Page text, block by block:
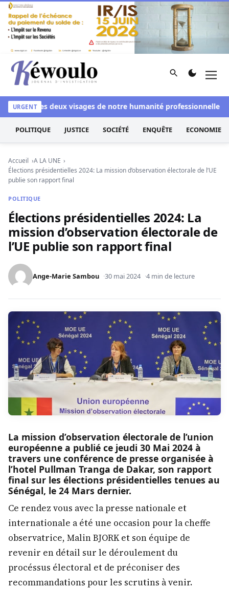
Aller au contenu
Kéwoulo, le premier site d'information et d'investigation
Rechercher
URGENT
Les deux visages de notre humanité professionnelle :
POLITIQUE JUSTICE SOCIÉTÉ ENQUÊTE ECONOMIE
Accueil
A LA UNE
Élections présidentielles 2024: La mission d’observation électorale de l’UE
publie son rapport final
POLITIQUE
Élections présidentielles 2024: La
mission d’observation électorale de
l’UE publie son rapport final
Ange-Marie Sambou 30 mai 2024 4 min de lecture
La mission d’observation électorale de l’union
européenne a publié ce jeudi 30 Mai 2024 à
travers une conférence de presse organisée à
l’hotel Pullman Tranga de Dakar, son rapport
final sur les élections présidentielles tenues au
Sénégal, le 24 Mars dernier.
Ce rendez vous avec la presse nationale et
internationale a été une occasion pour la cheffe
observatrice, Malin BJORK et son équipe de
revenir en détail sur le déroulement du
procéssus électoral et de préconiser des
recommandations pour les scrutins à venir.